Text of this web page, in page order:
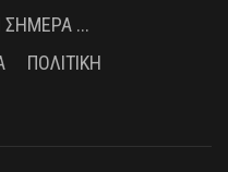
ΣΉΜΕΡΑ ...
ΠΟΛΙΤΙΚΉ